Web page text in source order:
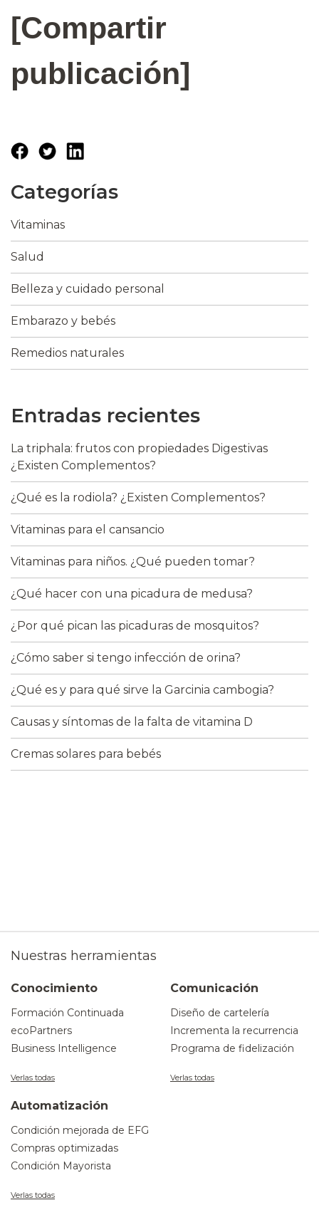
[Compartir
publicación]
Categorías
Vitaminas
Salud
Belleza y cuidado personal
Embarazo y bebés
Remedios naturales
Entradas recientes
La triphala: frutos con propiedades Digestivas
¿Existen Complementos?
¿Qué es la rodiola? ¿Existen Complementos?
Vitaminas para el cansancio
Vitaminas para niños. ¿Qué pueden tomar?
¿Qué hacer con una picadura de medusa?
¿Por qué pican las picaduras de mosquitos?
¿Cómo saber si tengo infección de orina?
¿Qué es y para qué sirve la Garcinia cambogia?
Causas y síntomas de la falta de vitamina D
Cremas solares para bebés
Nuestras herramientas
Conocimiento
Formación Continuada
ecoPartners
Business Intelligence
Verlas todas
Comunicación
Diseño de cartelería
Incrementa la recurrencia
Programa de fidelización
Verlas todas
Automatización
Condición mejorada de EFG
Compras optimizadas
Condición Mayorista
Verlas todas